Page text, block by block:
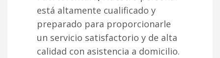
está altamente cualificado y
preparado para proporcionarle
un servicio satisfactorio y de alta
calidad con asistencia a domicilio.